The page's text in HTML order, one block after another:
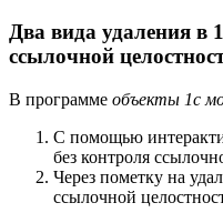
Два вида удаления в
ссылочной
В программе объекты 1с
С помощью
без контроля
Через пометку на
ссылочной